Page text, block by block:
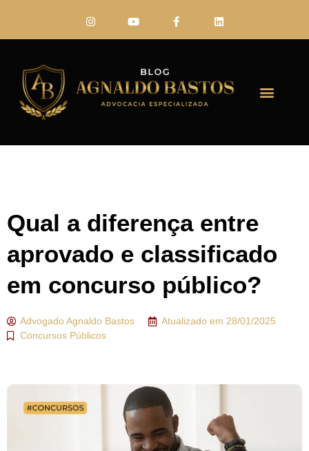
Qual a diferença entre
aprovado e classificado
em concurso público?
AdvogadoAgnaldo Bastos Atualizado em 28/01/2025
Concursos Públicos